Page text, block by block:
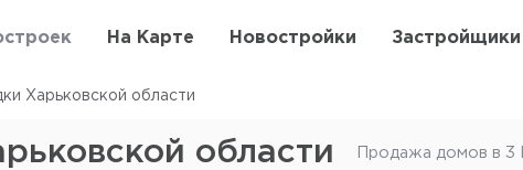
На Карте Новостройки Застройщики
Харьковской области
области Продажа домов в 3